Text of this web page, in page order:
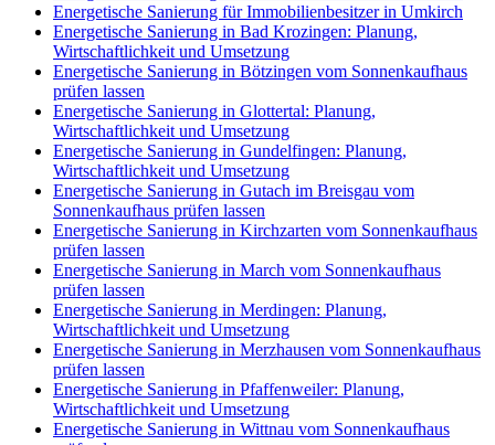
Energetische Sanierung für Immobilienbesitzer in Umkirch
Energetische Sanierung in Bad Krozingen: Planung,
Wirtschaftlichkeit und Umsetzung
Energetische Sanierung in Bötzingen vom Sonnenkaufhaus
prüfen lassen
Energetische Sanierung in Glottertal: Planung,
Wirtschaftlichkeit und Umsetzung
Energetische Sanierung in Gundelfingen: Planung,
Wirtschaftlichkeit und Umsetzung
Energetische Sanierung in Gutach im Breisgau vom
Sonnenkaufhaus prüfen lassen
Energetische Sanierung in Kirchzarten vom Sonnenkaufhaus
prüfen lassen
Energetische Sanierung in March vom Sonnenkaufhaus
prüfen lassen
Energetische Sanierung in Merdingen: Planung,
Wirtschaftlichkeit und Umsetzung
Energetische Sanierung in Merzhausen vom Sonnenkaufhaus
prüfen lassen
Energetische Sanierung in Pfaffenweiler: Planung,
Wirtschaftlichkeit und Umsetzung
Energetische Sanierung in Wittnau vom Sonnenkaufhaus